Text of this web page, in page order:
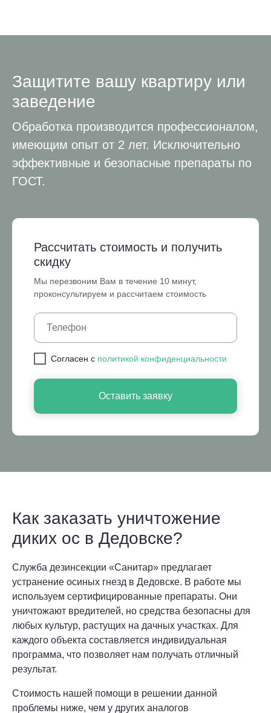
Защитите вашу квартиру или
заведение
Обработка производится профессионалом,
имеющим опыт от 2 лет. Исключительно
эффективные и безопасные препараты по
ГОСТ.
Рассчитать стоимость и получить
скидку
Мы перезвоним Вам в течение 10 минут,
проконсультируем и рассчитаем стоимость
Cогласен с политикой конфиденциальности
Оставить заявку
Как заказать уничтожение
диких ос в Дедовске?
Служба дезинсекции «Санитар» предлагает
устранение осиных гнезд в Дедовске. В работе мы
используем сертифицированные препараты. Они
уничтожают вредителей, но средства безопасны для
любых культур, растущих на дачных участках. Для
каждого объекта составляется индивидуальная
программа, что позволяет нам получать отличный
результат.
Стоимость нашей помощи в решении данной
проблемы ниже, чем у других аналогов